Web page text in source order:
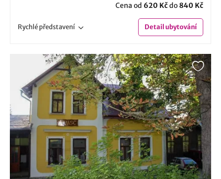
Cena od 620 Kčdo 840 Kč
Rychlépředstavení Detailubytování